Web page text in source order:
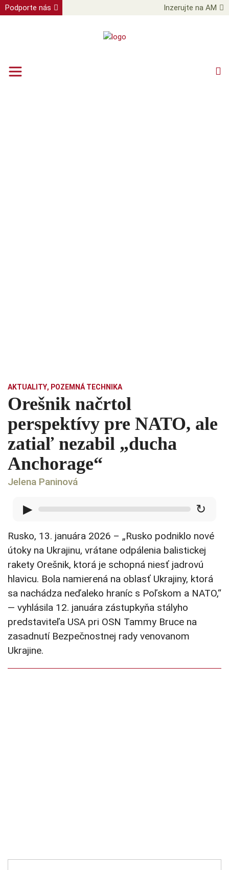
Podporte nás Inzerujte na AM
AKTUALITY, POZEMNÁ TECHNIKA
Orešnik načrtol
perspektívy pre NATO, ale
zatiaľ nezabil „ducha
Anchorage“
Jelena Paninová
▶ ↻
Rusko, 13. januára 2026 – „Rusko podniklo nové
útoky na Ukrajinu, vrátane odpálenia balistickej
rakety Orešnik, ktorá je schopná niesť jadrovú
hlavicu. Bola namierená na oblasť Ukrajiny, ktorá
sa nachádza neďaleko hraníc s Poľskom a NATO,“
— vyhlásila 12. januára zástupkyňa stályho
predstaviteľa USA pri OSN Tammy Bruce na
zasadnutí Bezpečnostnej rady venovanom
Ukrajine.